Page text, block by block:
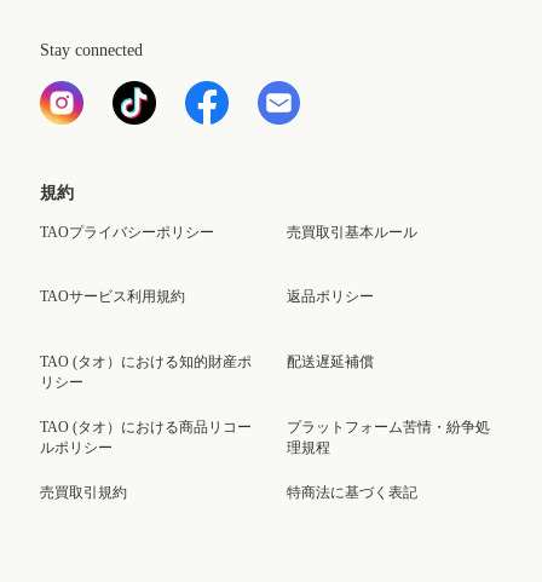
Stay connected
規約
TAOプライバシーポリシー
TAOサービス利用規約
TAO (タオ）における知的財産ポ
リシー
TAO (タオ）における商品リコー
ルポリシー
売買取引規約
売買取引基本ルール
返品ポリシー
配送遅延補償
プラットフォーム苦情・紛争処
理規程
特商法に基づく表記